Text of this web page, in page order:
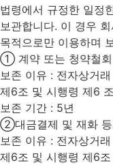
법령에서 규정한 일정
보관합니다. 이 경우
목적으로만 이용하며
① 계약 또는 청약철회
보존 이유 : 전자상거
제6조 및 시행령 제6 조
보존 기간 : 5년
②대금결제 및 재화 등
보존 이유 : 전자상거
제6조 및 시행령 제6조